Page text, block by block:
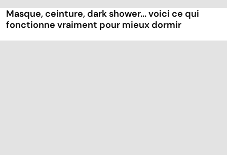
Masque, ceinture, dark shower... voici ce qui
fonctionne vraiment pour mieux dormir